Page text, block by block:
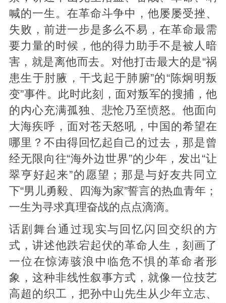
喊的一生。在革命斗争中，他屡屡受挫、
失败，前进一步是多么不易，在革命最需
要力量的时候，他的得力助手不是被人暗
害，就是离他而去。对他打击最大的是“祸
患生于肘腋，干戈起于肺腑”的“陈炯明叛
变”事件。此时此刻，面对叛军的搜捕，他
的内心充满孤独、悲怆乃至愤怒。他面向
大海疾呼，面对苍天怒吼，中国的希望在
哪里？不由得回忆起自己的过去，那是曾
经无限向往“海外边世界”的少年，发出“让
翠亨好起来”的愿望；那是与好友共同立
下“男儿勇毅、四海为家”誓言的热血青年；
一生为寻求真理奋战的点点滴滴。
话剧舞台通过现实与回忆闪回交织的方
式，讲述他跌宕起伏的革命人生，刻画了
一位在惊涛骇浪中临危不惧的革命者形
象，这种非线性叙事方式，就像一位技艺
高超的织工，把孙中山先生从少年立志、